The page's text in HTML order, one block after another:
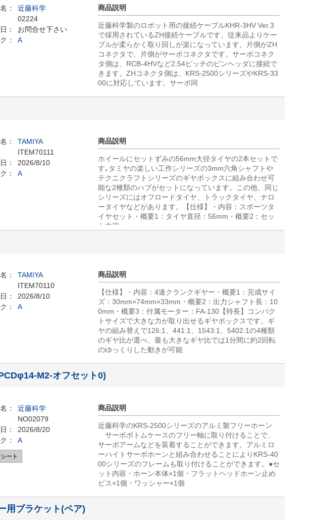
：
近藤科学
02224
：
お問合せ下さい
：
A
商品説明
近藤科学製のロボット用の接続ケーブルKHR-3HV Ver.3
で採用されているZH接続ケーブルです。従来品よりケー
ブルが柔らかく取り回しが楽になっています。片側がZH
コネクタで、片側がサーボコネクタです。サーボコネク
タ側は、RCB-4HVなど2.54ピッチのピンヘッダに接続で
きます。ZHコネクタ側は、KRS-2500シリーズやKRS-33
00に対応しています。サーボ同
：
TAMIYA
ITEM70111
：
2026/8/10
：
A
商品説明
ホイールにセットずみの56mm大径タイヤの2本セットで
す｡タミヤの楽しい工作シリーズの3mm六角シャフトや
テクニクラフトシリーズのギヤボックスに組み合わせ可
能な2種類のハブがセットになっています。この他、同じ
シリーズにはオフロードタイヤ、トラックタイヤ、ナロ
ータイヤなどがあります。【仕様】・内容：スポーツタ
イヤセット・概要1：タイヤ直径：56mm・概要2：セッ
ト内容：
：
TAMIYA
ITEM70110
：
2026/8/10
：
A
商品説明
【仕様】・内容：4速クランクギヤー・概要1：完成サイ
ズ：30mm×74mm×33mm・概要2：出力シャフト長：10
0mm・概要3：付属モーター：FA-130【特長】コンパク
トサイズで大きな力が取り出せるギヤボックスです。ギ
ヤの組み替えで126:1、441:1、1543:1、5402:1の4種類
のギヤ比が選べ、最も大きなギヤ比では1分間に約2回転
のゆっくりした動きが可能
M2-オフセット0)
：
近藤科学
NO02079
：
2026/8/20
：
A
ート
商品説明
近藤科学のKRS-2500シリーズのアルミ製フリーホーン
サーボボトムケースのフリー軸に取り付けることで、
サーボアームなどを装着することができます。アルミロ
ーハイトサーボホーンと組み合わせることによりKRS-40
00シリーズのフレームも取り付けることができます。●セ
ット内容・ホーン本体×1個・フラットヘッドホーン止め
ビス×1個・ワッシャー×1個
用ブラケット(ペア)